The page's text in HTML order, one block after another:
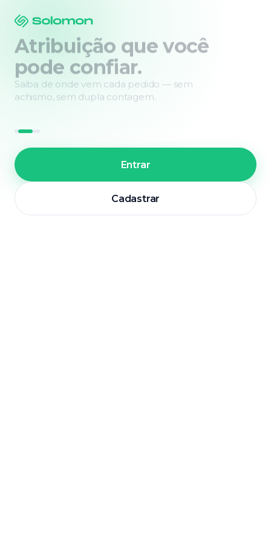
Atribuição que você
pode confiar.
Saiba de onde vem cada pedido — sem
achismo, sem dupla contagem.
Entrar
Cadastrar